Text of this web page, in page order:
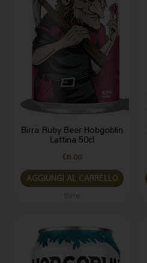
Birra Ruby Beer Hobgoblin
Lattina 50cl
€6.00
AGGIUNGI AL CARRELLO